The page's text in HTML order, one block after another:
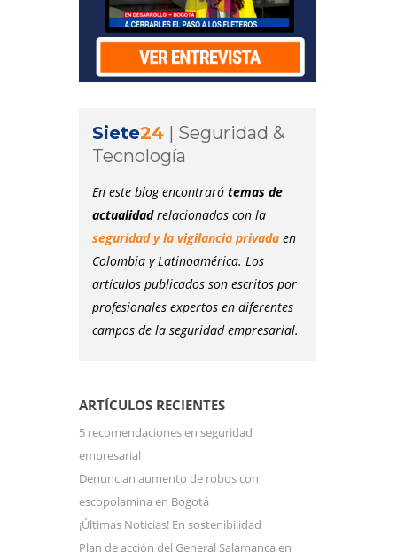
Siete24
Seguridad &
Tecnología
En este blog encontrará temas de
actualidadrelacionados con la
seguridad y la vigilancia privada en
Colombia y Latinoamérica. Los
artículos publicados son escritos por
profesionales expertos en diferentes
campos de la seguridad empresarial.
ARTÍCULOS RECIENTES
5 recomendaciones en seguridad
empresarial
Denuncian aumento de robos con
escopolamina en Bogotá
¡Últimas Noticias! En sostenibilidad
Plan de acción del General Salamanca en